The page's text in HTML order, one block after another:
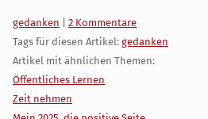
Kategorien:
gedanken
2 Kommentare
Tags für diesen Artikel: gedanken
Artikel mit ähnlichen Themen:
Öffentliches Lernen
Zeit nehmen